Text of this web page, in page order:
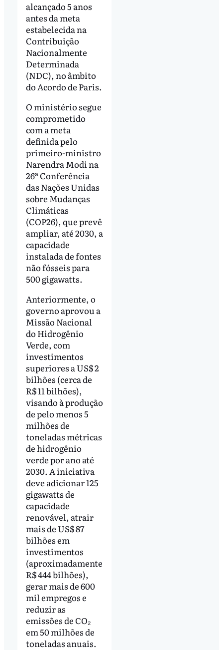
alcançado 5 anos
antes da meta
estabelecida na
Contribuição
Nacionalmente
Determinada
(NDC), no âmbito
do Acordo de Paris.
O ministério segue
comprometido
com a meta
definida pelo
primeiro-ministro
Narendra Modi na
26ª Conferência
das Nações Unidas
sobre Mudanças
Climáticas
(COP26), que prevê
ampliar, até 2030, a
capacidade
instalada de fontes
não fósseis para
500 gigawatts.
Anteriormente, o
governo aprovou a
Missão Nacional
do Hidrogênio
Verde, com
investimentos
superiores a US$ 2
bilhões (cerca de
R$ 11 bilhões),
visando à produção
de pelo menos 5
milhões de
toneladas métricas
de hidrogênio
verde por ano até
2030. A iniciativa
deve adicionar 125
gigawatts de
capacidade
renovável, atrair
mais de US$ 87
bilhões em
investimentos
(aproximadamente
R$ 444 bilhões),
gerar mais de 600
mil empregos e
reduzir as
emissões de CO₂
em 50 milhões de
toneladas anuais.